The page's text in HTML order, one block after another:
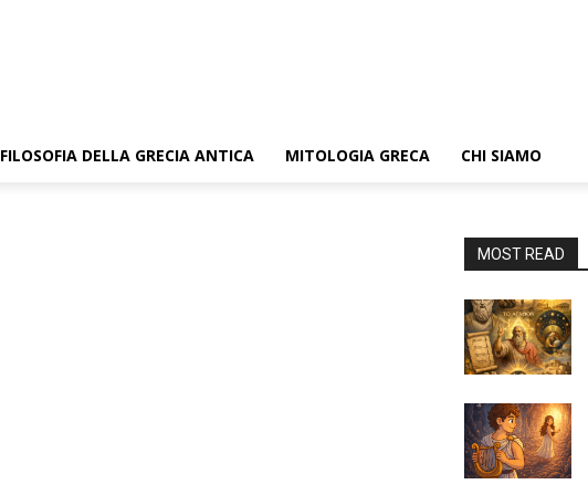
FILOSOFIA DELLA GRECIA ANTICA MITOLOGIA GRECA CHI SIAMO
MOST READ